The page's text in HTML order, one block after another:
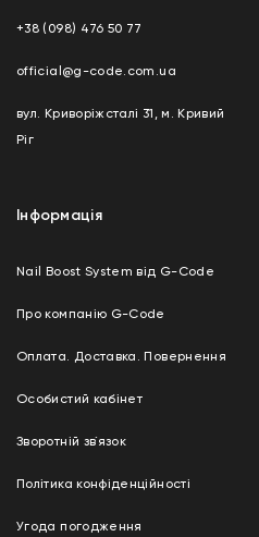
+38 (098) 476 50 77
official@g-code.com.ua
вул. Криворіжсталі 31, м. Кривий
Ріг
Інформація
Nail Boost System від G-Code
Про компанію G-Code
Оплата. Доставка. Повернення
Особистий кабінет
Зворотній зв`язок
Політика конфіденційності
Угода погодження